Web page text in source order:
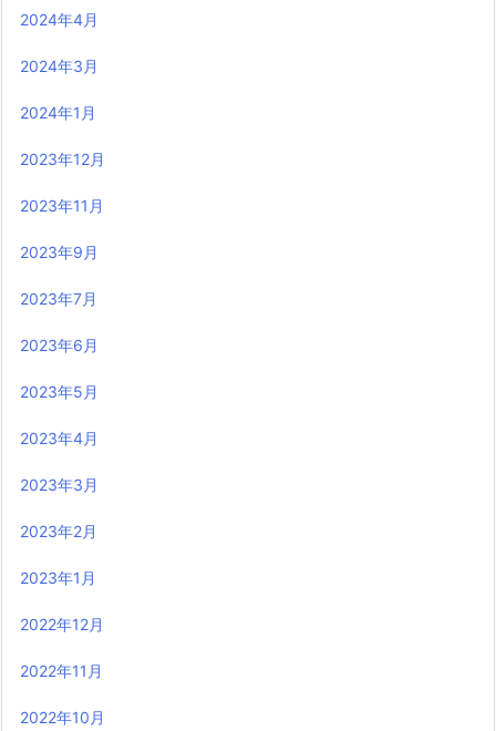
2024年4月
2024年3月
2024年1月
2023年12月
2023年11月
2023年9月
2023年7月
2023年6月
2023年5月
2023年4月
2023年3月
2023年2月
2023年1月
2022年12月
2022年11月
2022年10月